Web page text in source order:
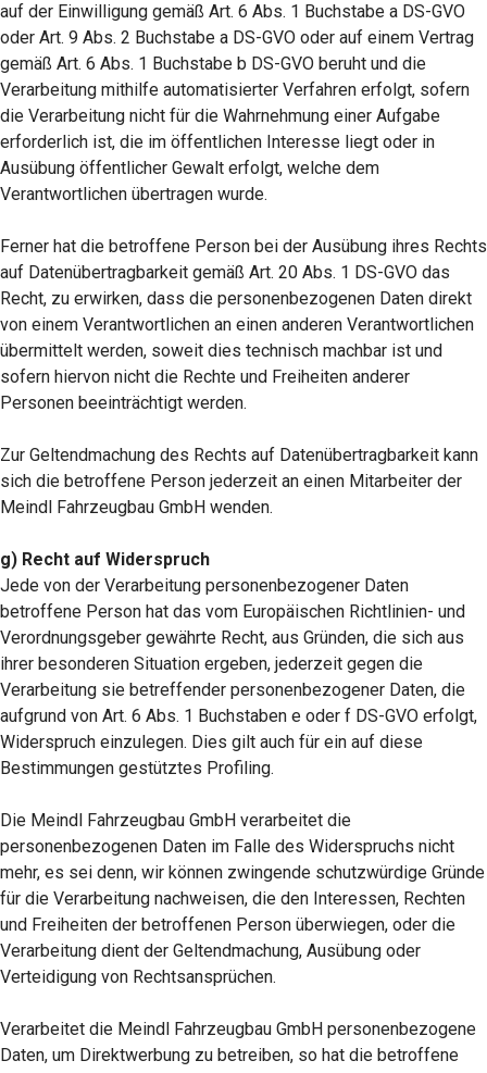
auf der Einwilligung gemäß Art. 6 Abs. 1 Buchstabe a DS-GVO
oder Art. 9 Abs. 2 Buchstabe a DS-GVO oder auf einem Vertrag
gemäß Art. 6 Abs. 1 Buchstabe b DS-GVO beruht und die
Verarbeitung mithilfe automatisierter Verfahren erfolgt, sofern
die Verarbeitung nicht für die Wahrnehmung einer Aufgabe
erforderlich ist, die im öffentlichen Interesse liegt oder in
Ausübung öffentlicher Gewalt erfolgt, welche dem
Verantwortlichen übertragen wurde.
Ferner hat die betroffene Person bei der Ausübung ihres Rechts
auf Datenübertragbarkeit gemäß Art. 20 Abs. 1 DS-GVO das
Recht, zu erwirken, dass die personenbezogenen Daten direkt
von einem Verantwortlichen an einen anderen Verantwortlichen
übermittelt werden, soweit dies technisch machbar ist und
sofern hiervon nicht die Rechte und Freiheiten anderer
Personen beeinträchtigt werden.
Zur Geltendmachung des Rechts auf Datenübertragbarkeit kann
sich die betroffene Person jederzeit an einen Mitarbeiter der
Meindl Fahrzeugbau GmbH wenden.
g) Recht auf Widerspruch
Jede von der Verarbeitung personenbezogener Daten
betroffene Person hat das vom Europäischen Richtlinien- und
Verordnungsgeber gewährte Recht, aus Gründen, die sich aus
ihrer besonderen Situation ergeben, jederzeit gegen die
Verarbeitung sie betreffender personenbezogener Daten, die
aufgrund von Art. 6 Abs. 1 Buchstaben e oder f DS-GVO erfolgt,
Widerspruch einzulegen. Dies gilt auch für ein auf diese
Bestimmungen gestütztes Profiling.
Die Meindl Fahrzeugbau GmbH verarbeitet die
personenbezogenen Daten im Falle des Widerspruchs nicht
mehr, es sei denn, wir können zwingende schutzwürdige Gründe
für die Verarbeitung nachweisen, die den Interessen, Rechten
und Freiheiten der betroffenen Person überwiegen, oder die
Verarbeitung dient der Geltendmachung, Ausübung oder
Verteidigung von Rechtsansprüchen.
Verarbeitet die Meindl Fahrzeugbau GmbH personenbezogene
Daten, um Direktwerbung zu betreiben, so hat die betroffene